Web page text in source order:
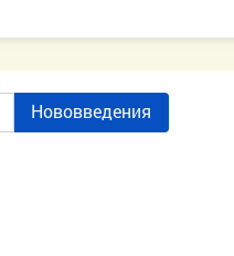
Нововведения